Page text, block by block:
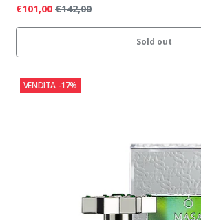
€101,00 €142,00
Sold out
VENDITA -17%